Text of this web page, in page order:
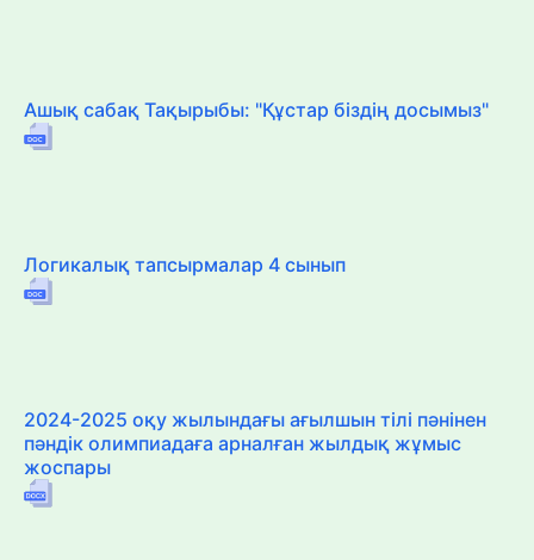
Ашық сабақ Тақырыбы: "Құстар біздің досымыз"
Логикалық тапсырмалар 4 сынып
2024-2025 оқу жылындағы ағылшын тілі пәнінен
пәндік олимпиадаға арналған жылдық жұмыс
жоспары